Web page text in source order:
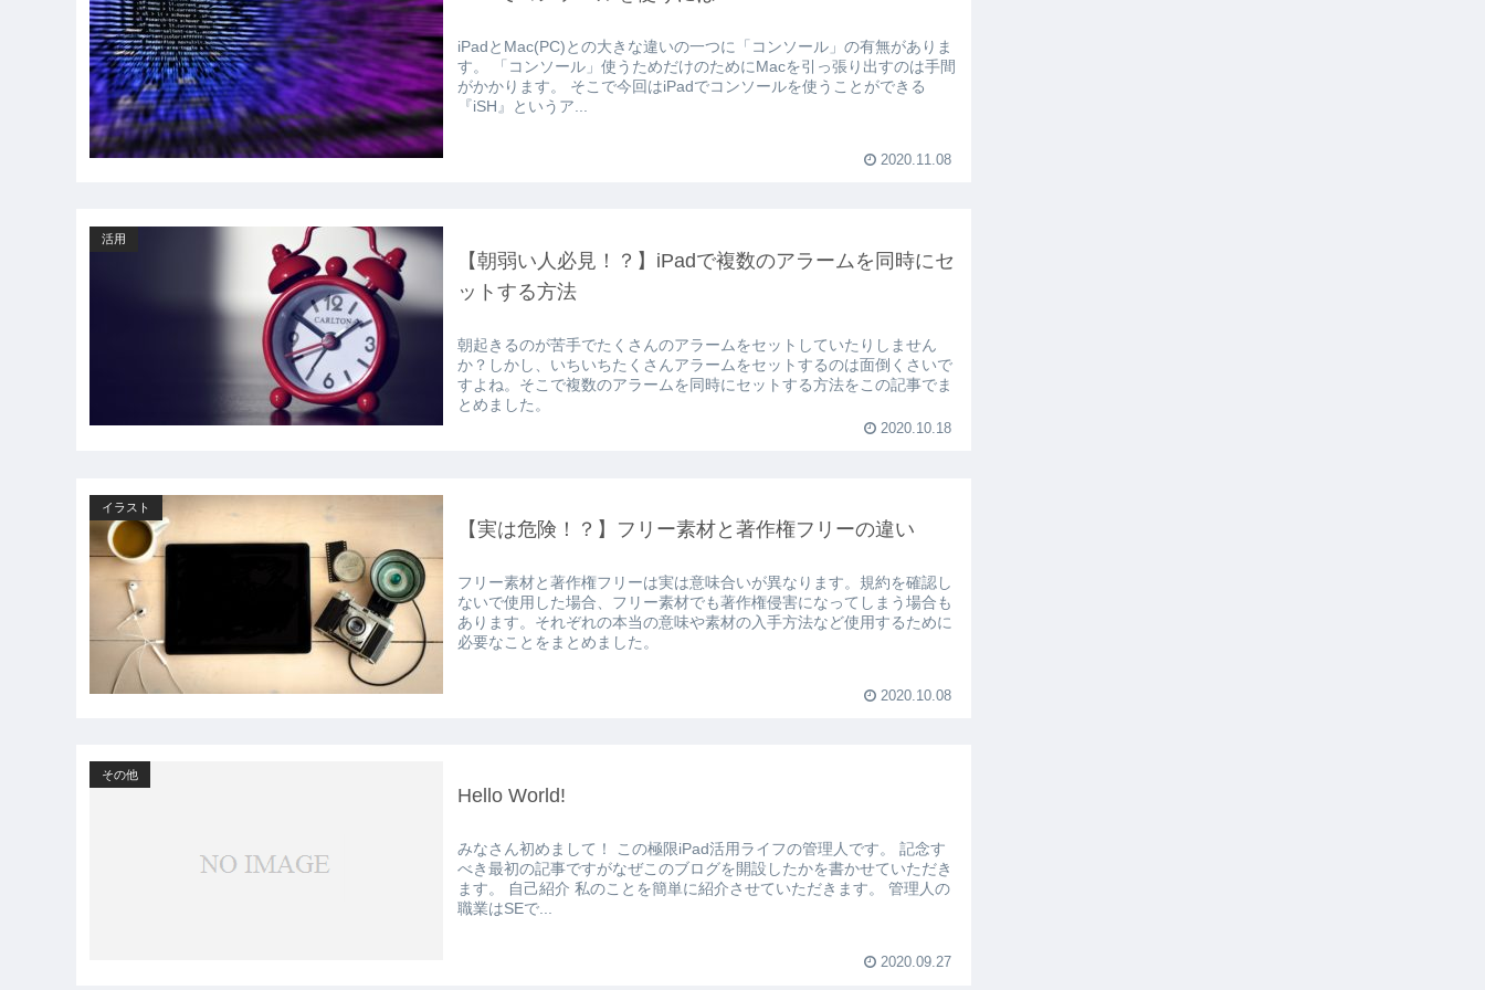
iPadとMac(PC)との大きな違いの一つに「コンソール」の有無がありま
す。 「コンソール」使うためだけのためにMacを引っ張り出すのは手間
がかかります。 そこで今回はiPadでコンソールを使うことができる
『iSH』というア...
2020.11.08
活用
【朝弱い人必見！？】iPadで複数のアラームを同時にセ
ットする方法
朝起きるのが苦手でたくさんのアラームをセットしていたりしません
か？しかし、いちいちたくさんアラームをセットするのは面倒くさいで
すよね。そこで複数のアラームを同時にセットする方法をこの記事でま
とめました。
2020.10.18
イラスト
【実は危険！？】フリー素材と著作権フリーの違い
フリー素材と著作権フリーは実は意味合いが異なります。規約を確認し
ないで使用した場合、フリー素材でも著作権侵害になってしまう場合も
あります。それぞれの本当の意味や素材の入手方法など使用するために
必要なことをまとめました。
2020.10.08
その他
Hello World!
みなさん初めまして！ この極限iPad活用ライフの管理人です。 記念す
べき最初の記事ですがなぜこのブログを開設したかを書かせていただき
ます。 自己紹介 私のことを簡単に紹介させていただきます。 管理人の
職業はSEで...
2020.09.27